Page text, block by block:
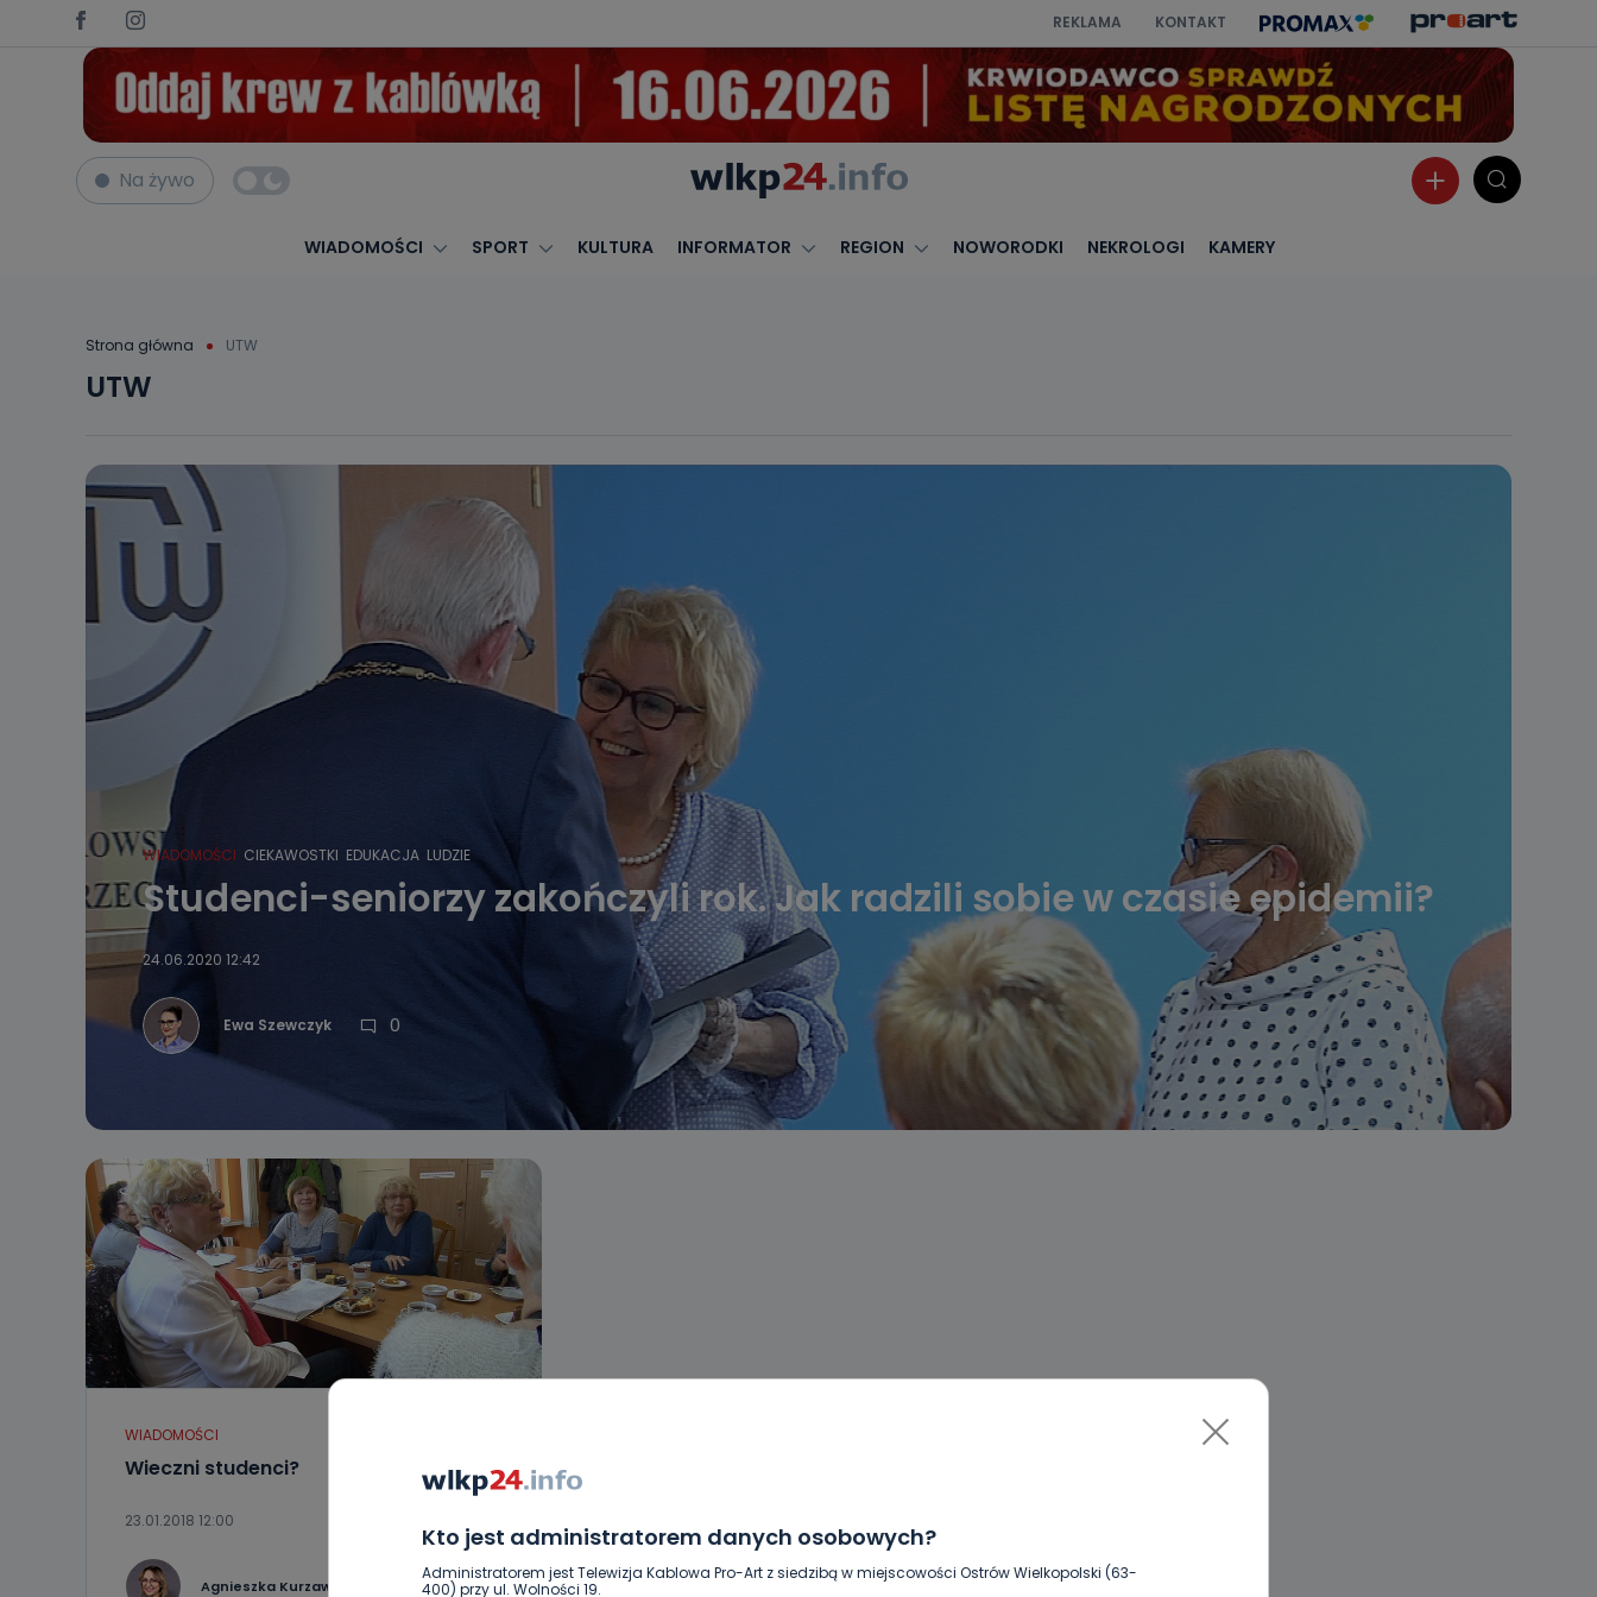
REKLAMA KONTAKT
Na żywo
WIADOMOŚCI SPORT KULTURA INFORMATOR REGION NOWORODKI NEKROLOGI KAMERY
Strona główna UTW
Kto jest administratorem danych osobowych?
Administratorem jest Telewizja Kablowa Pro-Art z siedzibą w miejscowości Ostrów Wielkopolski (63-
400) przy ul. Wolności 19.
UTW
WIADOMOŚCI CIEKAWOSTKI EDUKACJA LUDZIE
Studenci-seniorzy zakończyli rok. Jak radzili sobie w czasie epidemii?
24.06.2020 12:42
Ewa Szewczyk 0
WIADOMOŚCI
Wieczni studenci?
23.01.2018 12:00
Agnieszka Kurzawa 0